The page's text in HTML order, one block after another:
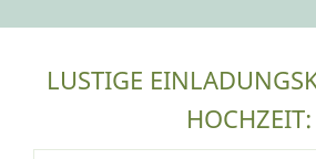
LUSTIGE
HOCHZEIT: